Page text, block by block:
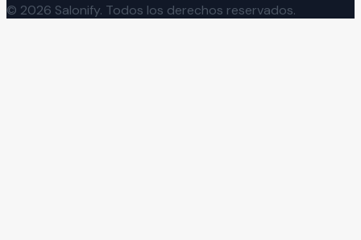
© 2026 Salonify. Todos los derechos reservados.